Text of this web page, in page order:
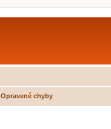
Opravené chyby